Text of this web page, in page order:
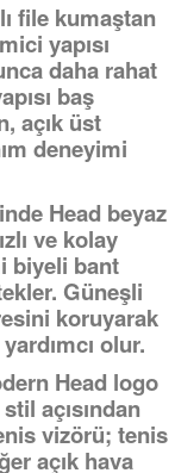
file kumaştan
yapısı
daha rahat
baş
açık üst
deneyimi
Head beyaz
ve kolay
biyeli bant
Güneşli
koruyarak
olur.
Head logo
açısından
vizörü; tenis
açık hava